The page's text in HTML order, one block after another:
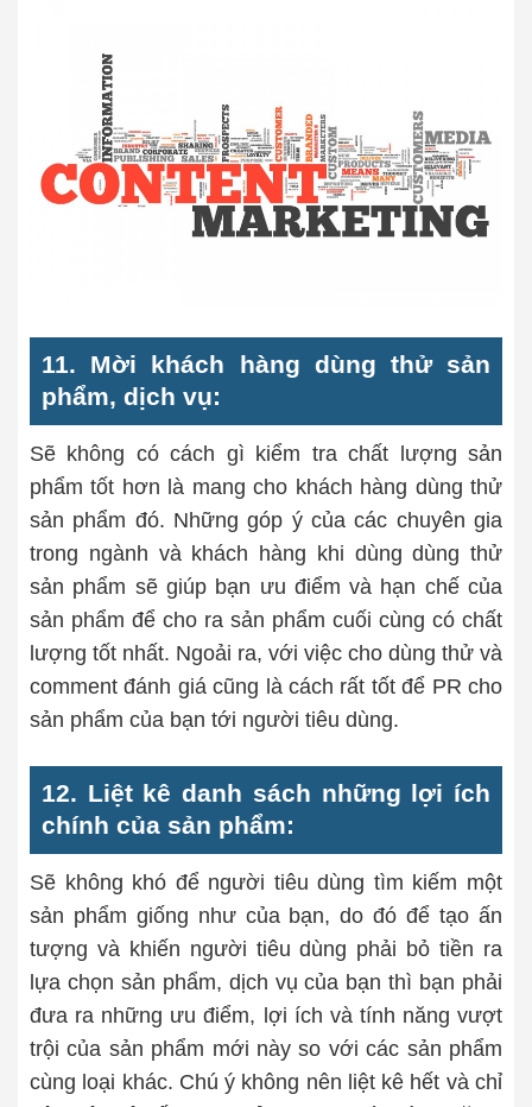
11. Mời khách hàng dùng thử sản
phẩm, dịch vụ:
Sẽ không có cách gì kiểm tra chất lượng sản
phẩm tốt hơn là mang cho khách hàng dùng thử
sản phẩm đó. Những góp ý của các chuyên gia
trong ngành và khách hàng khi dùng dùng thử
sản phẩm sẽ giúp bạn ưu điểm và hạn chế của
sản phẩm để cho ra sản phẩm cuối cùng có chất
lượng tốt nhất. Ngoải ra, với việc cho dùng thử và
comment đánh giá cũng là cách rất tốt để PR cho
sản phẩm của bạn tới người tiêu dùng.
12. Liệt kê danh sách những lợi ích
chính của sản phẩm:
Sẽ không khó để người tiêu dùng tìm kiếm một
sản phẩm giống như của bạn, do đó để tạo ấn
tượng và khiến người tiêu dùng phải bỏ tiền ra
lựa chọn sản phẩm, dịch vụ của bạn thì bạn phải
đưa ra những ưu điểm, lợi ích và tính năng vượt
trội của sản phẩm mới này so với các sản phẩm
cùng loại khác. Chú ý không nên liệt kê hết và chỉ